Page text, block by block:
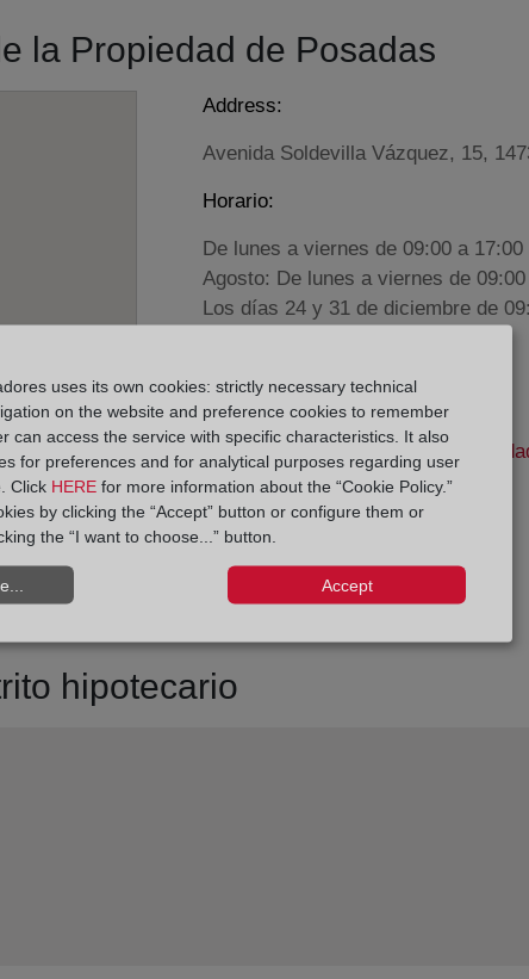
la Propiedad de Posadas
Address:
Avenida Soldevilla Vázquez, 15,
Horario:
De lunes a viernes de 09:00 a 17:00
Agosto: De lunes a viernes de
Los días 24 y 31 de diciembre de
(957) 63 01 69
Datos del Registrador:
Marta Ruiz Rocamora
dpo@corpme.es
hipotecario
uses its own cookies: strictly necessary technical
on the website and preference cookies to remember
can access the service with specific characteristics. It also
for preferences and for analytical purposes regarding user
Click HERE for more information about the “Cookie Policy.”
by clicking the “Accept” button or configure them or
the “I want to choose...” button.
Accept